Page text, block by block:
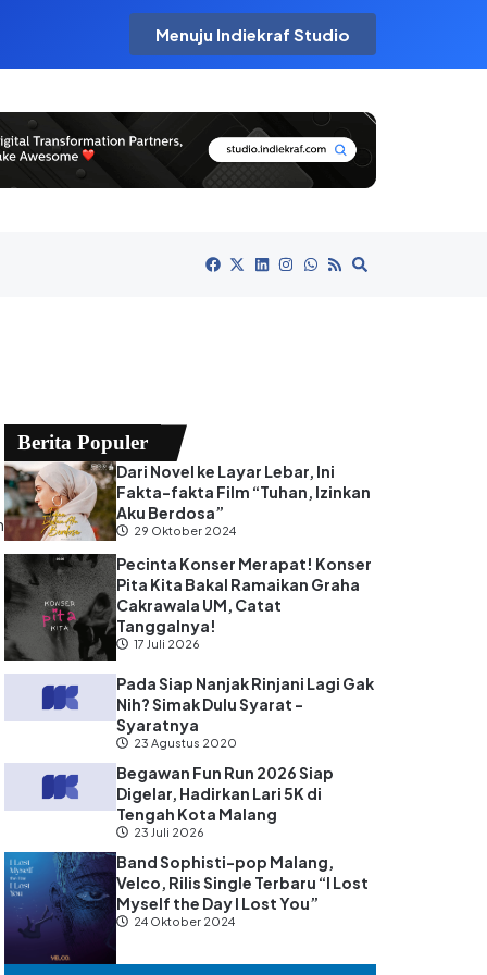
Menuju Indiekraf Studio
Berita Populer
Dari Novel ke Layar Lebar, Ini
Fakta-fakta Film “Tuhan, Izinkan
Aku Berdosa”
29 Oktober 2024
Pecinta Konser Merapat! Konser
Pita Kita Bakal Ramaikan Graha
Cakrawala UM, Catat
Tanggalnya!
17 Juli 2026
Pada Siap Nanjak Rinjani Lagi Gak
Nih? Simak Dulu Syarat -
Syaratnya
23 Agustus 2020
Begawan Fun Run 2026 Siap
Digelar, Hadirkan Lari 5K di
Tengah Kota Malang
23 Juli 2026
Band Sophisti-pop Malang,
Velco, Rilis Single Terbaru “I Lost
Myself the Day I Lost You”
24 Oktober 2024